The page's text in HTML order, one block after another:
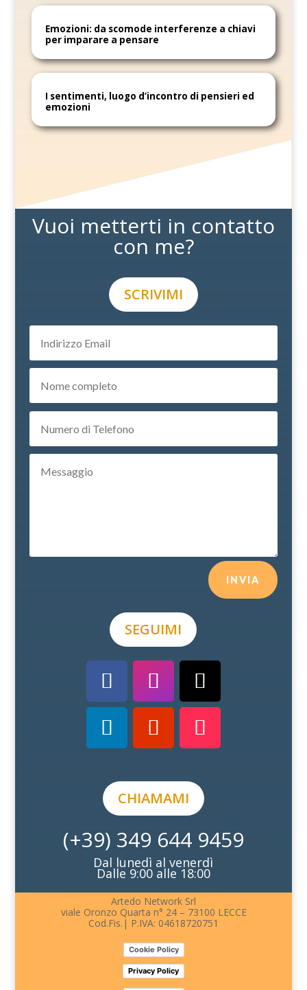
Emozioni: da scomode interferenze a chiavi
per imparare a pensare
I sentimenti, luogo d’incontro di pensieri ed
emozioni
Vuoi metterti in contatto
con me?
SCRIVIMI
INVIA
SEGUIMI
CHIAMAMI
(+39) 349 644 9459
Dal lunedì al venerdì
Dalle 9:00 alle 18:00
Artedo Network Srl
viale Oronzo Quarta n° 24 – 73100 LECCE
Cod.Fis.| P.IVA: 04618720751
Cookie Policy
Privacy Policy